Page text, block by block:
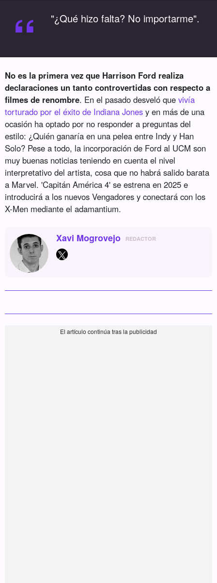
“ "¿Qué hizo falta? No importarme".
No es la primera vez que Harrison Ford realiza
declaraciones un tanto controvertidas con respecto a
filmes de renombre. En el pasado desveló quevivía
torturado por el éxito de Indiana Jones y en más de una
ocasión ha optado por no responder a preguntas del
estilo: ¿Quién ganaría en una pelea entre Indy y Han
Solo? Pese a todo, la incorporación de Ford al UCM son
muy buenas noticias teniendo en cuenta el nivel
interpretativo del artista, cosa que no habrá salido barata
a Marvel. 'Capitán América 4' se estrena en 2025 e
introducirá a los nuevos Vengadores y conectará con los
X-Men mediante el adamantium.
Xavi Mogrovejo REDACTOR